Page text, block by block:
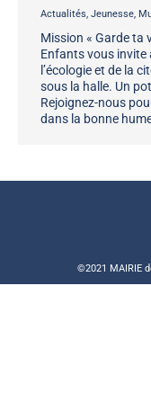
Actualités, Jeunesse,
Mission « Garde ta
Enfants vous invite
l’écologie et de la
sous la halle. Un
Rejoignez-nous
dans la bonne
©2021 MAIRIE